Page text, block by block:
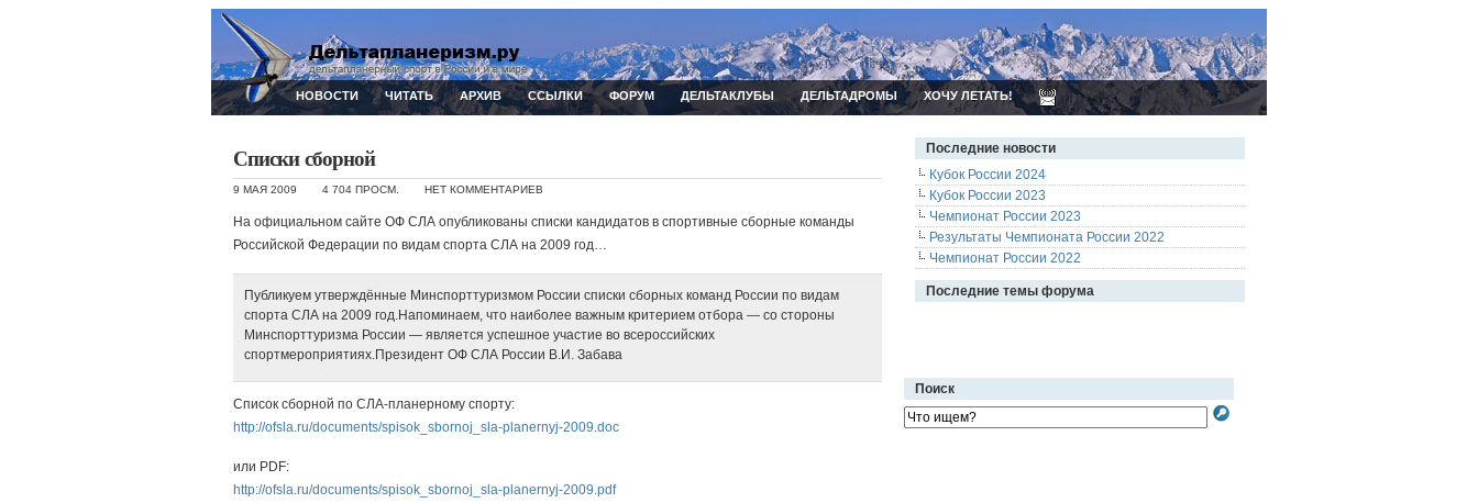
НОВОСТИ ЧИТАТЬ АРХИВ ССЫЛКИ ФОРУМ ДЕЛЬТАКЛУБЫ ДЕЛЬТАДРОМЫ ХОЧУ ЛЕТАТЬ!
Списки сборной
9 МАЯ 2009 4 704 ПРОСМ. НЕТ КОММЕНТАРИЕВ
На официальном сайте ОФ СЛА опубликованы списки кандидатов в спортивные сборные команды
Российской Федерации по видам спорта СЛА на 2009 год…
Публикуем утверждённые Минспорттуризмом России списки сборных команд России по видам
спорта СЛА на 2009 год.Напоминаем, что наиболее важным критерием отбора — со стороны
Минспорттуризма России — является успешное участие во всероссийских
спортмероприятиях.Президент ОФ СЛА России В.И. Забава
Список сборной по СЛА-планерному спорту:
http://ofsla.ru/documents/spisok_sbornoj_sla-planernyj-2009.doc
или PDF:
http://ofsla.ru/documents/spisok_sbornoj_sla-planernyj-2009.pdf
Последние новости
Кубок России 2024
Кубок России 2023
Чемпионат России 2023
Результаты Чемпионата России 2022
Чемпионат России 2022
Последние темы форума
Поиск